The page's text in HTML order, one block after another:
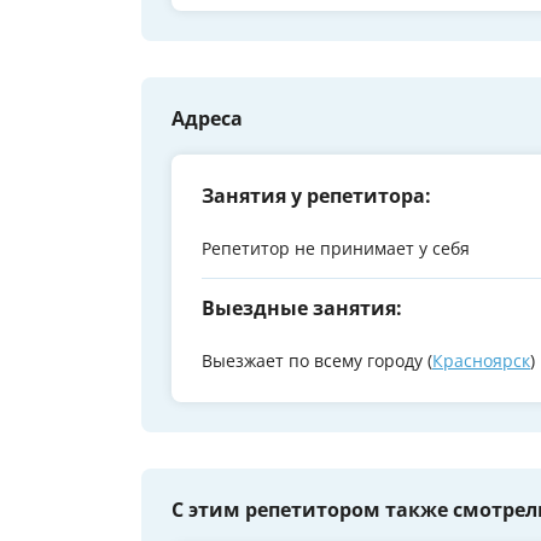
Адреса
Занятия у репетитора:
Репетитор не принимает у себя
Выездные занятия:
Выезжает по всему городу (Красноярск)
С этим репетитором также